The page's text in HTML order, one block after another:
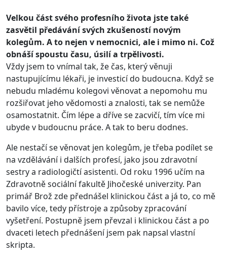
Velkou část svého profesního života jste také
zasvětil předávání svých zkušeností novým
kolegům. A to nejen v nemocnici, ale i mimo ni. Což
obnáší spoustu času, úsilí a trpělivosti.
Vždy jsem to vnímal tak, že čas, který věnuji
nastupujícímu lékaři, je investicí do budoucna. Když se
nebudu mladému kolegovi věnovat a nepomohu mu
rozšiřovat jeho vědomosti a znalosti, tak se nemůže
osamostatnit. Čím lépe a dříve se zacvičí, tím více mi
ubyde v budoucnu práce. A tak to beru dodnes.
Ale nestačí se věnovat jen kolegům, je třeba podílet se
na vzdělávání i dalších profesí, jako jsou zdravotní
sestry a radiologičtí asistenti. Od roku 1996 učím na
Zdravotně sociální fakultě Jihočeské univerzity. Pan
primář Brož zde přednášel klinickou část a já to, co mě
bavilo více, tedy přístroje a způsoby zpracování
vyšetření. Postupně jsem převzal i klinickou část a po
dvaceti letech přednášení jsem pak napsal vlastní
skripta.